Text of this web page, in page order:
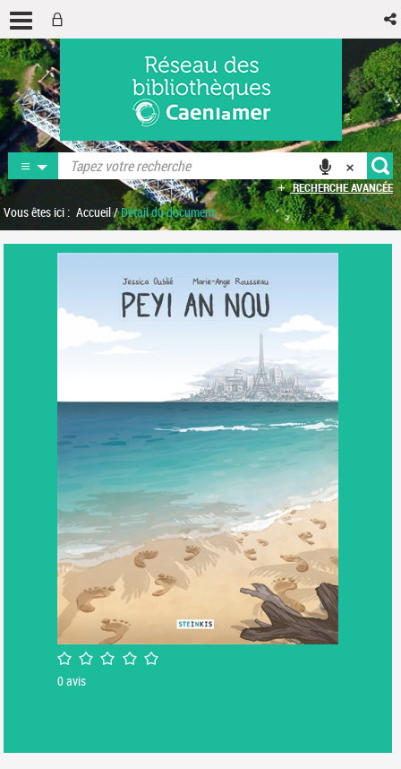
RECHERCHE AVANCÉE
Vous êtes ici : Accueil/Détail du document
/5
0avis